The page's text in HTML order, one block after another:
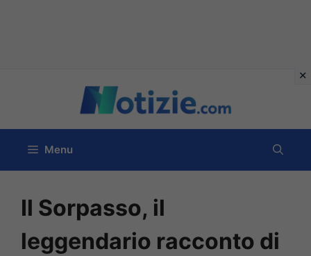
contenuto
Menu
Il Sorpasso, il
leggendario racconto di